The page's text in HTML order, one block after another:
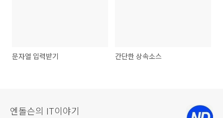
문자열 입력받기 간단한 상속소스
엔돌슨의 IT이야기